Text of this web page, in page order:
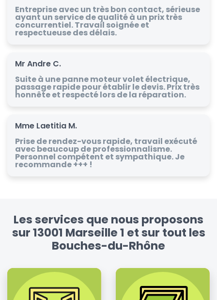
Entreprise avec un très bon contact, sérieuse
ayant un service de qualité à un prix très
concurrentiel. Travail soignée et
respectueuse des délais.
Mr Andre C.
Suite à une panne moteur volet électrique,
passage rapide pour établir le devis. Prix très
honnête et respecté lors de la réparation.
Mme Laetitia M.
Prise de rendez-vous rapide, travail exécuté
avec beaucoup de professionnalisme.
Personnel compétent et sympathique. Je
recommande +++ !
Les services que nous proposons
sur 13001 Marseille 1 et sur tout les
Bouches-du-Rhône